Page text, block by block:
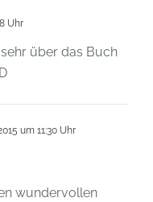
Uhr
über das Buch
um 11:30 Uhr
wundervollen